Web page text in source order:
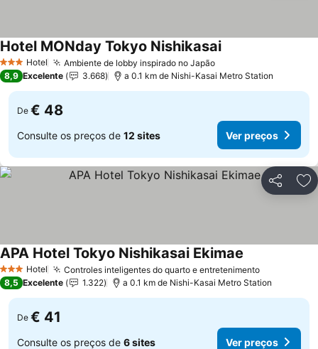
3 EstrelasHotel Ambiente de lobby inspirado no JapãoVer preços
Hotel MONday Tokyo NishikasaiVer preços
8,9 Excelente 3.668 a 0.1 km de Nishi-Kasai Metro Station
De € 48
Consulte os preços de 12 sites Ver preços
Partilhar
3 EstrelasHotel Controles inteligentes do quarto e entretenimentoVer preços
APA Hotel Tokyo Nishikasai Ekimae
8,5 Excelente 1.322 a 0.1 km de Nishi-Kasai Metro Station
De € 41
Consulte os preços de 6 sites Ver preços